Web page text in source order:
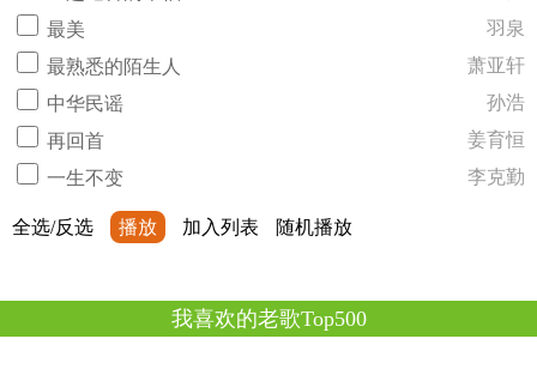
最美
羽泉
最熟悉的陌生人
萧亚轩
中华民谣
孙浩
再回首
姜育恒
一生不变
李克勤
全选/反选 播放 加入列表 随机播放
我喜欢的老歌Top500